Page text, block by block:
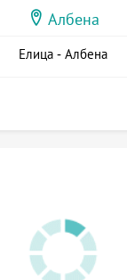
Албена
Елица - Албена